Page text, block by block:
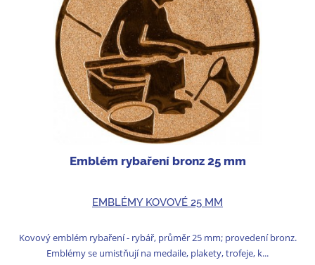
Emblém rybaření bronz 25 mm
EMBLÉMY KOVOVÉ 25 MM
Kovový emblém rybaření - rybář, průměr 25 mm; provedení bronz.
Emblémy se umistňují na medaile, plakety, trofeje, k...